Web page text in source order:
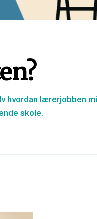
hvordan lærerjobben
skole.